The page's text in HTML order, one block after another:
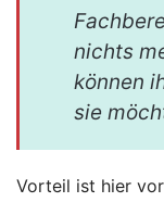
nichts
können
sie
Vorteil ist hier